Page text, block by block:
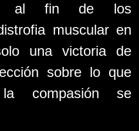
al fin de los
muscular en
una victoria de
sobre lo que
compasión se